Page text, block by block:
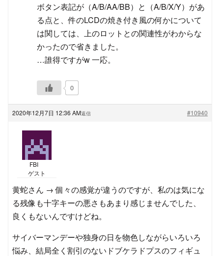
ボタン表記が（A/B/AA/BB）と（A/B/X/Y）があ
る点と、件のLCDの焼き付き風の何かについて
は関しては、上のロットとの関連性がわからな
かったので省きました。
…誰得ですがw 一応。
0
2020年12月7日 12:36 AM #10940
返信
FBI
ゲスト
黄蛇さん → 個々の感覚が違うのですが、私のは気にな
る残像も十字キーの悪さもあまり感じませんでした、
良くもないんですけどね。
サイバーマンデーや独身の日を物色しながらいろいろ
悩み、結局全く割引のないドブケラドプスのフィギュ